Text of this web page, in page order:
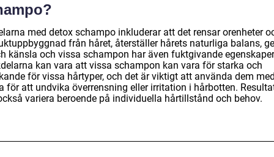
med detox schampo inkluderar att det rensar orenheter
från håret, återställer hårets naturliga balans,
känsla och vissa schampon har även fuktgivande
kan vara att vissa schampon kan vara för starka och
för vissa hårtyper, och det är viktigt att använda dem
för att undvika överrensning eller irritation i hårbotten.
variera beroende på individuella hårtillstånd och behov.